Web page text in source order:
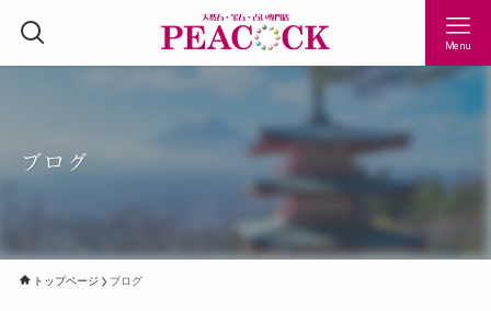
Menu
ブログ
トップページ ブログ